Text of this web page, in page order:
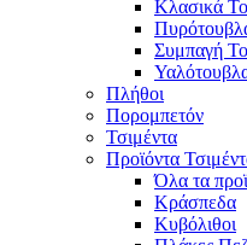
Κλασικά
Συμπαγή
Πλήθοι
Πορομπετόν
Τσιμέντα
Προϊόντα
Όλα τα
Κράσπεδα
Κυβόλιθοι